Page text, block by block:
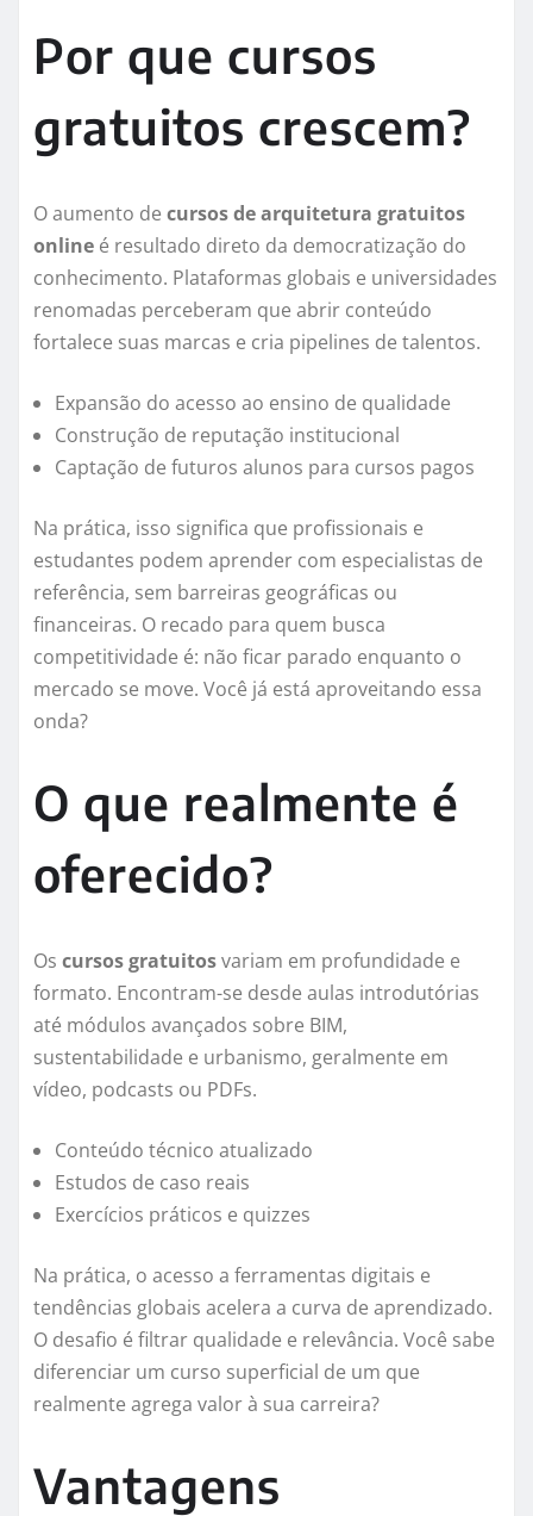
Por que cursos
gratuitos crescem?
O aumento de cursos de arquitetura gratuitos
online é resultado direto da democratização do
conhecimento. Plataformas globais e universidades
renomadas perceberam que abrir conteúdo
fortalece suas marcas e cria pipelines de talentos.
Expansão do acesso ao ensino de qualidade
Construção de reputação institucional
Captação de futuros alunos para cursos pagos
Na prática, isso significa que profissionais e
estudantes podem aprender com especialistas de
referência, sem barreiras geográficas ou
financeiras. O recado para quem busca
competitividade é: não ficar parado enquanto o
mercado se move. Você já está aproveitando essa
onda?
O que realmente é
oferecido?
Os cursos gratuitosvariam em profundidade e
formato. Encontram-se desde aulas introdutórias
até módulos avançados sobre BIM,
sustentabilidade e urbanismo, geralmente em
vídeo, podcasts ou PDFs.
Conteúdo técnico atualizado
Estudos de caso reais
Exercícios práticos e quizzes
Na prática, o acesso a ferramentas digitais e
tendências globais acelera a curva de aprendizado.
O desafio é filtrar qualidade e relevância. Você sabe
diferenciar um curso superficial de um que
realmente agrega valor à sua carreira?
Vantagens